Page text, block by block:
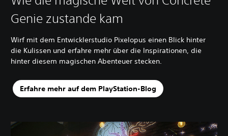
Genie zustande kam
Wirf mit dem Entwicklerstudio Pixelopus einen Blick hinter
die Kulissen und erfahre mehr über die Inspirationen, die
hinter diesem magischen Abenteuer stecken.
Erfahre mehr auf dem PlayStation-Blog